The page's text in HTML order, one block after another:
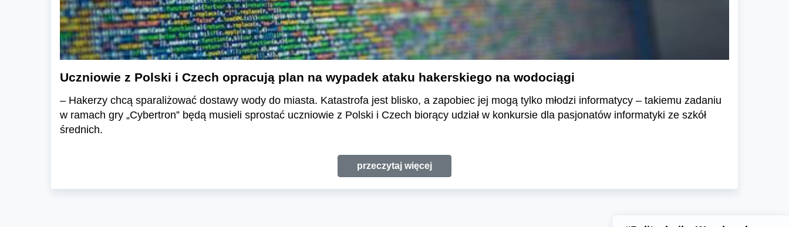
Uczniowie z Polski i Czech opracują plan na wypadek ataku hakerskiego na wodociągi
– Hakerzy chcą sparaliżować dostawy wody do miasta. Katastrofa jest blisko, a zapobiec jej mogą tylko młodzi informatycy – takiemu zadaniu
w ramach gry „Cybertron” będą musieli sprostać uczniowie z Polski i Czech biorący udział w konkursie dla pasjonatów informatyki ze szkół
średnich.
przeczytaj więcej